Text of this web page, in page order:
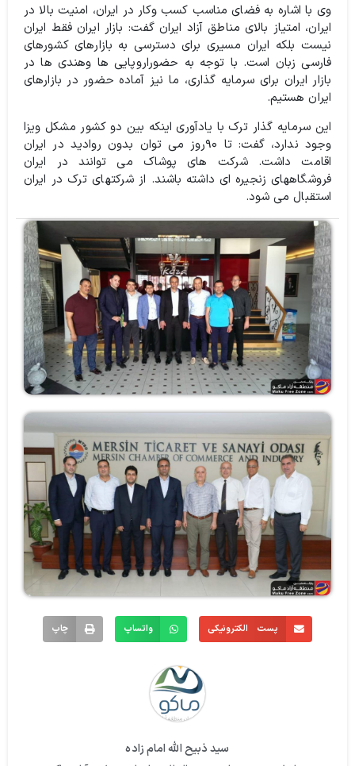
وی با اشاره به فضای مناسب کسب وکار در ایران، امنیت بالا در
ایران، امتیاز بالای مناطق آزاد ایران گفت: بازار ایران فقط ایران
نیست بلکه ایران مسیری برای دسترسی به بازارهای کشورهای
فارسی زبان است. با توجه به حضوراروپایی ها وهندی ها در
بازار ایران برای سرمایه گذاری، ما نیز آماده حضور در بازارهای
ایران هستیم.
این سرمایه گذار ترک با یادآوری اینکه بین دو کشور مشکل ویزا
وجود ندارد، گفت: تا ۹۰روز می توان بدون روادید در ایران
اقامت داشت. شرکت های پوشاک می توانند در ایران
فروشگاههای زنجیره ای داشته باشند. از شرکتهای ترک در ایران
استقبال می شود.
پست الکترونیکی واتساپ چاپ
سید ذبیح الله امام زاده